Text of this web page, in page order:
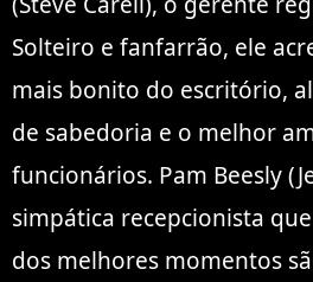
Solteiro e fanfarrão, ele
mais bonito do escritório,
de sabedoria e o melhor
funcionários. Pam Beesly
simpática recepcionista
dos melhores momentos